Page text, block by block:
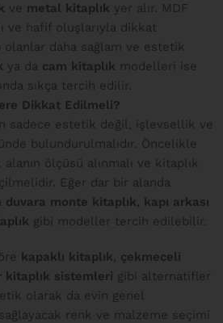
ve metal kitaplık yer alır. MDF
ve hafif oluşlarıyla dikkat
daha sağlam ve estetik
ya da cam kitaplık modelleri ise
sıkça tercih edilir.
Dikkat Edilmeli?
sadece estetik değil, işlevsellik ve
bulundurulmalıdır. Öncelikle
ölçüsü alınmalı ve kitaplık
Eğer dar bir alanda
duvara monte kitaplık, kapı arkası
gibi modeller tercih edilebilir.
kapaklı kitaplık, çekmeceli
kitaplık sistemleri gibi alternatifler
olarak da evin genel
renk ve malzeme seçimi